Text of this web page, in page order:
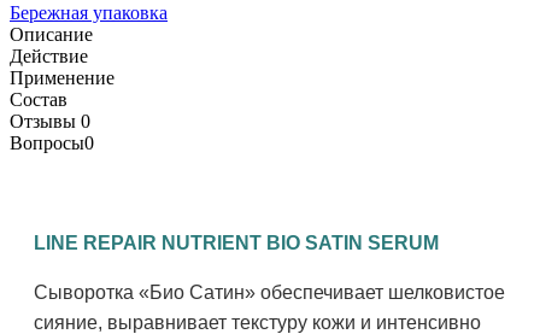
Бережная упаковка
Описание
Действие
Применение
Состав
Отзывы 0
Вопросы0
LINE REPAIR NUTRIENT BIO SATIN SERUM
Сыворотка «Био Сатин» обеспечивает шелковистое
сияние, выравнивает текстуру кожи и интенсивно